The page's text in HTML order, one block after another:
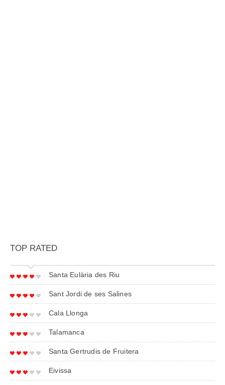
TOP RATED
Santa Eulària des Riu
Sant Jordi de ses Salines
Cala Llonga
Talamanca
Santa Gertrudis de Fruitera
Eivissa